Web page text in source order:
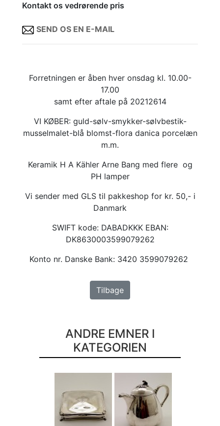
Kontakt os vedrørende pris
SEND OS EN E-MAIL
Forretningen er åben hver onsdag kl. 10.00-
17.00
samt efter aftale på 20212614
VI KØBER: guld-sølv-smykker-sølvbestik-
musselmalet-blå blomst-flora danica porcelæn
m.m.
Keramik H A Kähler Arne Bang med flere og
PH lamper
Vi sender med GLS til pakkeshop for kr. 50,- i
Danmark
SWIFT kode: DABADKKK EBAN:
DK8630003599079262
Konto nr. Danske Bank: 3420 3599079262
Tilbage
ANDRE EMNER I
KATEGORIEN